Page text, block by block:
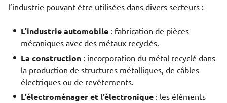
l’industrie pouvant être utilisées dans divers secteurs :
L’industrie automobile : fabrication de pièces
mécaniques avec des métaux recyclés.
La construction : incorporation du métal recyclé dans
la production de structures métalliques, de câbles
électriques ou de revêtements.
L’électroménager et l’électronique : les éléments